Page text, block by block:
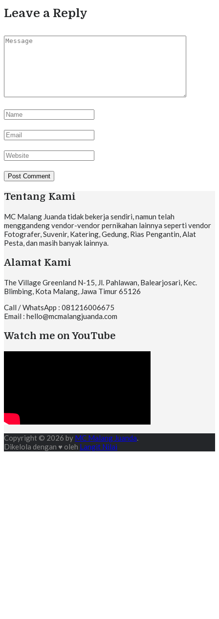
Leave a Reply
Tentang Kami
MC Malang Juanda tidak bekerja sendiri, namun telah
menggandeng vendor-vendor pernikahan lainnya seperti vendor
Fotografer, Suvenir, Katering, Gedung, Rias Pengantin, Alat
Pesta, dan masih banyak lainnya.
Alamat Kami
The Village Greenland N-15, Jl. Pahlawan, Balearjosari, Kec.
Blimbing, Kota Malang, Jawa Timur 65126
Call / WhatsApp : 081216006675
Email : hello@mcmalangjuanda.com
Watch me on YouTube
Copyright © 2026 by MC Malang Juanda.
Dikelola dengan ♥ oleh Langit Nilai